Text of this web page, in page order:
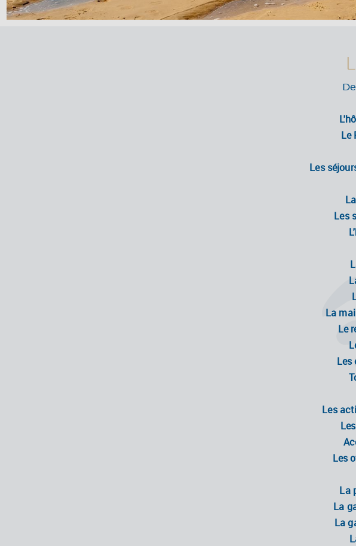
Le
Les
Les
La
Le
Les
Les
Les
La
La
La
Nous
Toute l'équipe de
L'hôtel, le spa, le
sont ouverts et
Nous vous souhaitons